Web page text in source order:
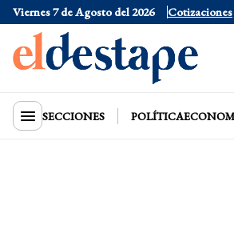
Viernes 7 de Agosto del 2026 Cotizaciones
Dólar Oficial $1520
SECCIONES POLÍTICA